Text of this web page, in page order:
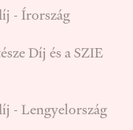
Írország
Díj és a SZIE